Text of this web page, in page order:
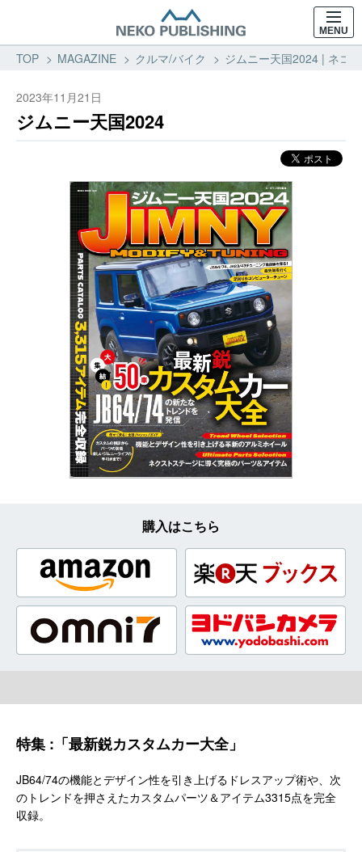
MENU
TOP MAGAZINE クルマ/バイク ジムニー天国2024 | ネコ
2023年11月21日
ジムニー天国2024
購入はこちら
特集 :「最新鋭カスタムカー大全」
JB64/74の機能とデザイン性を引き上げるドレスアップ術や、次
のトレンドを押さえたカスタムパーツ＆アイテム3315点を完全
収録。